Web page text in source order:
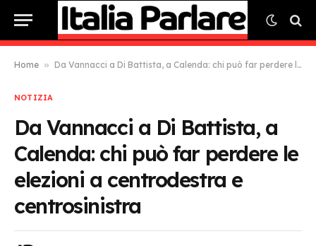
Home » Da Vannacci a Di Battista, a Calenda: chi può far perdere le elezioni a centrodestra e centrosinistra
NOTIZIA
Da Vannacci a Di Battista, a
Calenda: chi può far perdere le
elezioni a centrodestra e
centrosinistra